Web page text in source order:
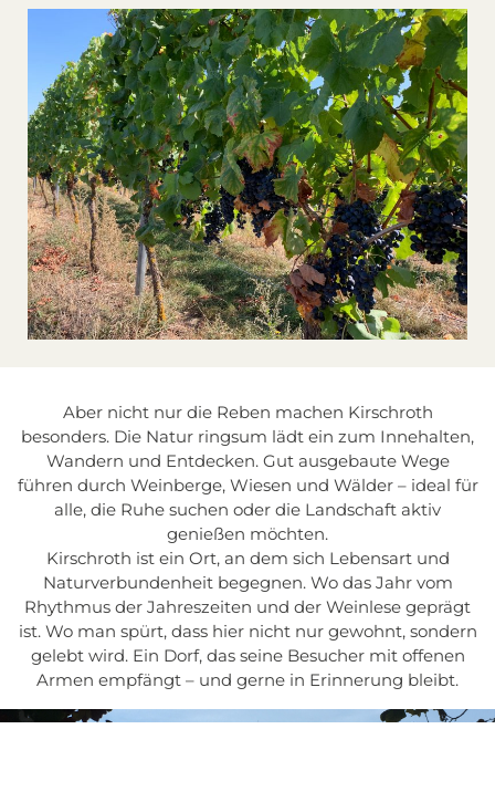
Aber nicht nur die Reben machen Kirschroth
besonders. Die Natur ringsum lädt ein zum Innehalten,
Wandern und Entdecken. Gut ausgebaute Wege
führen durch Weinberge, Wiesen und Wälder – ideal für
alle, die Ruhe suchen oder die Landschaft aktiv
genießen möchten.
Kirschroth ist ein Ort, an dem sich Lebensart und
Naturverbundenheit begegnen. Wo das Jahr vom
Rhythmus der Jahreszeiten und der Weinlese geprägt
ist. Wo man spürt, dass hier nicht nur gewohnt, sondern
gelebt wird. Ein Dorf, das seine Besucher mit offenen
Armen empfängt – und gerne in Erinnerung bleibt.